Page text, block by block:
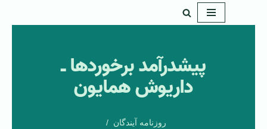
پیشدرآمد برخورد‌ها ـ
داریوش همایون
روزنامه آیندگان